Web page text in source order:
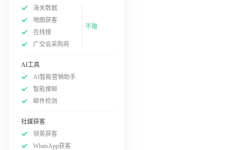
海关数据
地图获客
在线搜
广交会采购商
不限
AI工具
AI智能营销助手
智能搜邮
邮件检测
社媒获客
领英获客
WhatsApp获客